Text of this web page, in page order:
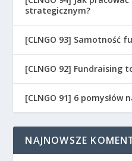
strategicznym?
[CLNGO 93] Samotność
[CLNGO 92] Fundraising
[CLNGO 91] 6 pomysłów
NAJNOWSZE